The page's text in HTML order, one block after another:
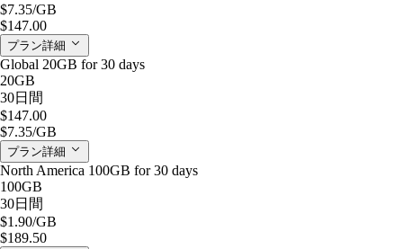
$7.35/GB
$147.00
プラン詳細
Global 20GB for 30 days
20GB
30日間
$147.00
$7.35/GB
プラン詳細
North America 100GB for 30 days
100GB
30日間
$1.90/GB
$189.50